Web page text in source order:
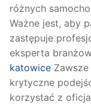
różnych
Ważne jest, aby
zastępuje
eksperta
katowice
krytyczne
korzystać z